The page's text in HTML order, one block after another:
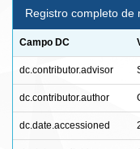
Registro completo de
Campo DC
dc.contributor.advisor
dc.contributor.author
dc.date.accessioned